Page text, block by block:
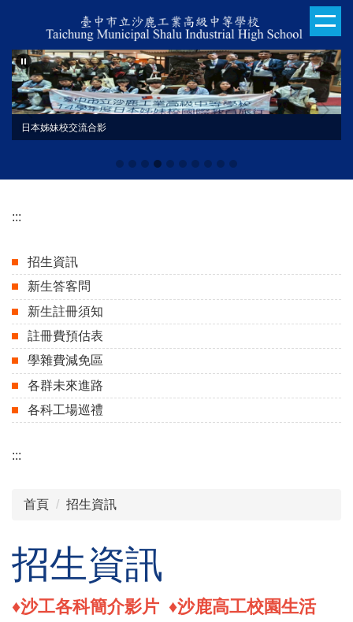
主
要
內
容
日本姊妹校交流合影
:::
招生資訊
新生答客問
新生註冊須知
註冊費預估表
學雜費減免區
各群未來進路
各科工場巡禮
:::
首頁 招生資訊
招生資訊
♦沙工各科簡介影片 ♦沙鹿高工校園生活